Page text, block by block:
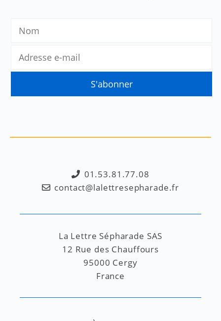
01.53.81.77.08
contact@lalettresepharade.fr
La Lettre Sépharade SAS
12 Rue des Chauffours
95000 Cergy
France